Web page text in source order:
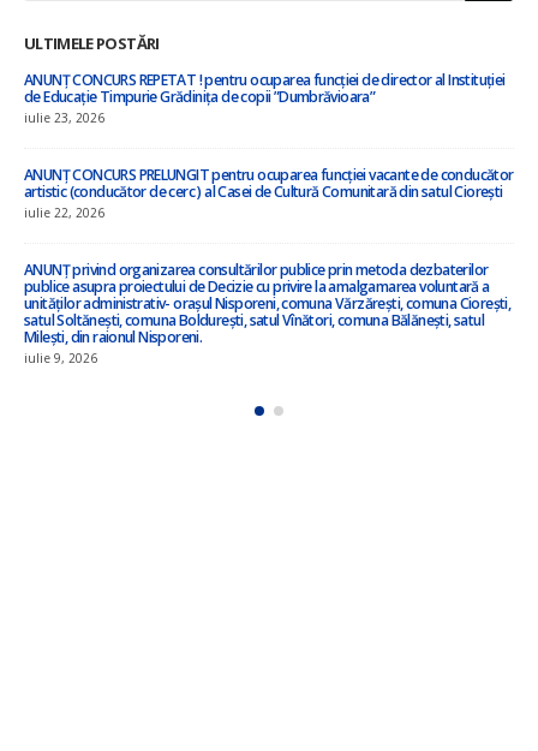
ULTIMELE POSTĂRI
”Cu privire la amalgamarea voluntară a orașului Nisporeni, comuna Vărzărești,
iulie 8, 2026
iulie 3, 2026
ANUNȚ – în atenția locuitorilor satului Ciorești ! !!!
iunie 23, 2026